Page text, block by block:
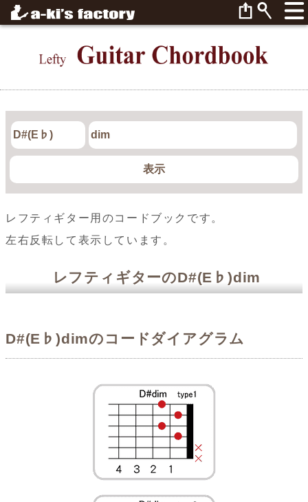
レフティギター用のコードブックです。
左右反転して表示しています。
レフティギターのD#(E♭)dim
D#(E♭)dimのコードダイアグラム